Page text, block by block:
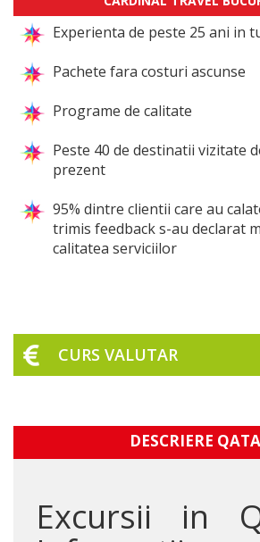
Experienta de peste 25 ani in
Pachete fara costuri ascunse
Programe de calitate
Peste 40 de destinatii vizitate
prezent
95% dintre clientii care au
trimis feedback s-au declarat
calitatea serviciilor
CURS VALUTAR
DESCRIERE
Excursii in